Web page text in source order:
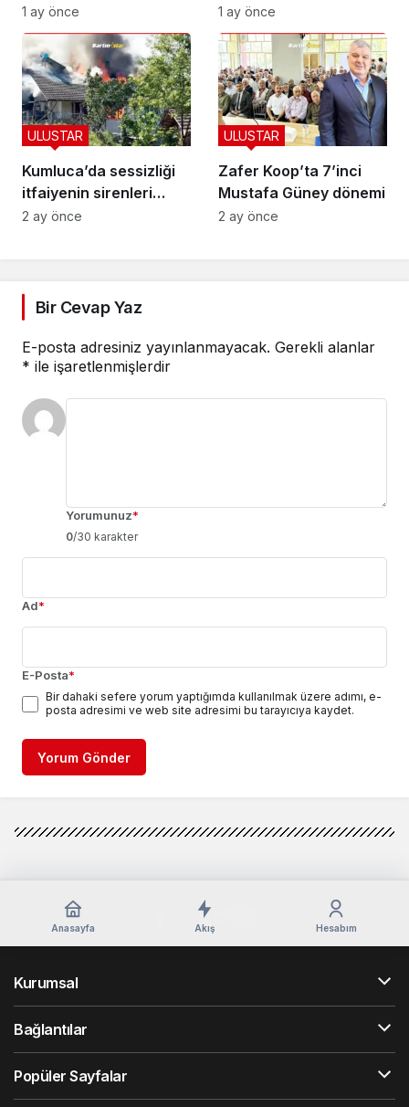
1 ay önce
beratı
1 ay önce
Kumluca’da sessizliği
itfaiyenin sirenleri
bozdu
ULUSTAR
2 ay önce
Zafer Koop’ta 7’inci
Mustafa Güney dönemi
ULUSTAR
2 ay önce
Bir Cevap Yaz
E-posta adresiniz yayınlanmayacak. Gerekli alanlar
* ile işaretlenmişlerdir
Yorumunuz*
0/30 karakter
Ad*
E-Posta*
Bir dahaki sefere yorum yaptığımda kullanılmak üzere adımı, e-
posta adresimi ve web site adresimi bu tarayıcıya kaydet.
Yorum Gönder
Anasayfa Akış Hesabım
Kurumsal
Bağlantılar
Popüler Sayfalar